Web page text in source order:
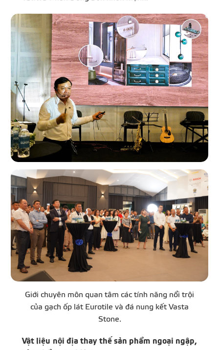
Giới chuyên môn quan tâm các tính năng nổi trội
của gạch ốp lát Eurotile và đá nung kết Vasta
Stone.
Vật liệu nội địa thay thế sản phẩm ngoại ngập,